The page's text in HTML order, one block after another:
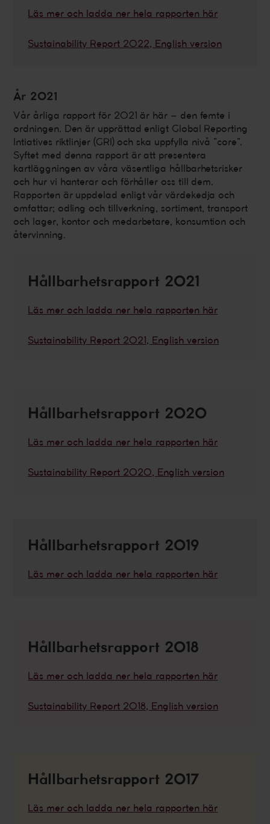
Läs mer och ladda ner hela rapporten här
Sustainability Report 2022, English version
År 2021
Vår årliga rapport för 2021 är här – den femte i
ordningen. Den är upprättad enligt Global Reporting
Intiatives riktlinjer (GRI) och ska uppfylla nivå ”core”.
Syftet med denna rapport är att presentera
kartläggningen av våra väsentliga hållbarhetsrisker
och hur vi hanterar och förhåller oss till dem.
Rapporten är uppdelad enligt vår värdekedja och
omfattar; odling och tillverkning, sortiment, transport
och lager, kontor och medarbetare, konsumtion och
återvinning.
Hållbarhetsrapport 2021
Läs mer och ladda ner hela rapporten här
Sustainability Report 2021, English version
Hållbarhetsrapport 2020
Läs mer och ladda ner hela rapporten här
Sustainability Report 2020, English version
Hållbarhetsrapport 2019
Läs mer och ladda ner hela rapporten här
Hållbarhetsrapport 2018
Läs mer och ladda ner hela rapporten här
Sustainability Report 2018, English version
Hållbarhetsrapport 2017
Läs mer och ladda ner hela rapporten här